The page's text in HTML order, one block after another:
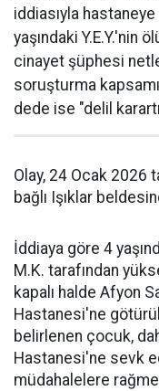
iddiasıyla hastaneye
yaşındaki Y.E.Y.'nin
cinayet şüphesi
soruşturma
dede ise "delil
Olay, 24 Ocak 2026
bağlı Işıklar
İddiaya göre 4
M.K. tarafından
kapalı halde Afyon
Hastanesi'ne
belirlenen çocuk,
Hastanesi'ne sevk
müdahalelere